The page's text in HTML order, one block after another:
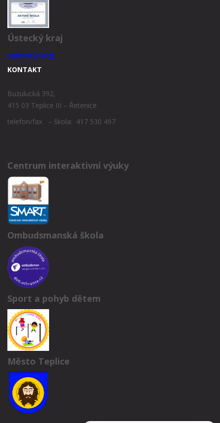
Ústecký kraj
KONTAKT
Buzulucká 392,
415 03 Teplice III – Řetenice
telefon/fax – škola: 417 530 497
Centrum interaktivní výuky
Ombudsmanská škola
Sport a pohyb dětem
Město Teplice